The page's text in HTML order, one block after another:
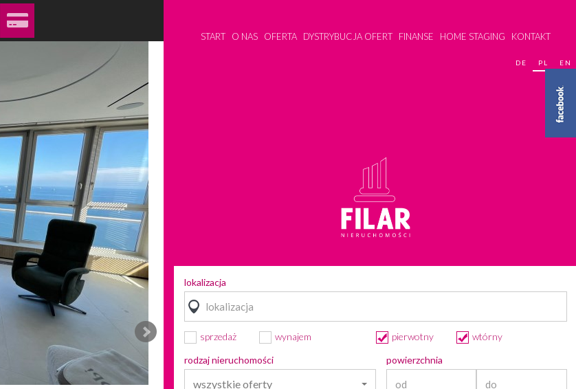
START O NAS OFERTA DYSTRYBUCJA OFERT FINANSE HOME STAGING KONTAKT
DE PL EN
lokalizacja
sprzedaż wynajem pierwotny
wtórny
rodzaj nieruchomości
wszystkie oferty
powierzchnia